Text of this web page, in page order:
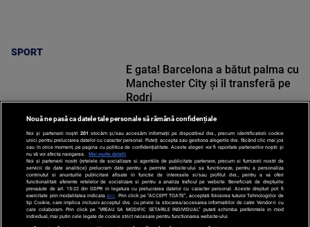
SPORT
SPORT
E gata! Barcelona a bătut palma cu
Manchester City și îl transferă pe
Rodri
Nouă ne pasă ca datele tale personale să rămână confidențiale
Noi și partenerii noștri 201 stocăm și/sau accesăm informații pe dispozitivul dvs., precum identificatorii cookie
unici pentru prelucrarea datelor cu caracter personal. Puteți accepta sau gestiona alegerile dvs. făcând clic mai jos
sau în orice moment, pe pagina cu politica de confidențialitate. Aceste alegeri vor fi raportate partenerilor noștri și
nu vă vor afecta navigarea.
Mai multe detalii
Noi si partenerii nostri (retelele de socializare si agentiile de publicitate partenere, precum si furnizorii nostri de
servicii de date analitice) prelucram date pentru a permite website-ului sa functioneze, pentru a personaliza
continutul si anunturile publicitare afisate in functie de interesele si/sau profilul dvs., pentru a va oferi
functionalitati aferente retelelor de socializare si pentru a analiza traficul pe website. Beneficiati de drepturile
prevazute de art. 15-22 din GDPR in legatura cu prelucrarea datelor cu caracter personal. Aceste drepturi pot fi
exercitate prin modalitatea indicataaici . Prin click pe “ACCEPT TOATE”, acceptati folosirea tuturor Tehnologiilor de
tip Cookie, care implica inclusiv acceptul dvs. cu privire la stocarea/accesarea informatiilor de catre Vendor-ii cu
care colaboram. Prin click pe “VREAU SA MODIFIC SETARILE INDIVIDUAL” puteti schimba preferintele in mod
individual, mai putin cele legate de cookie strict necesare pentru functionarea website-ului.